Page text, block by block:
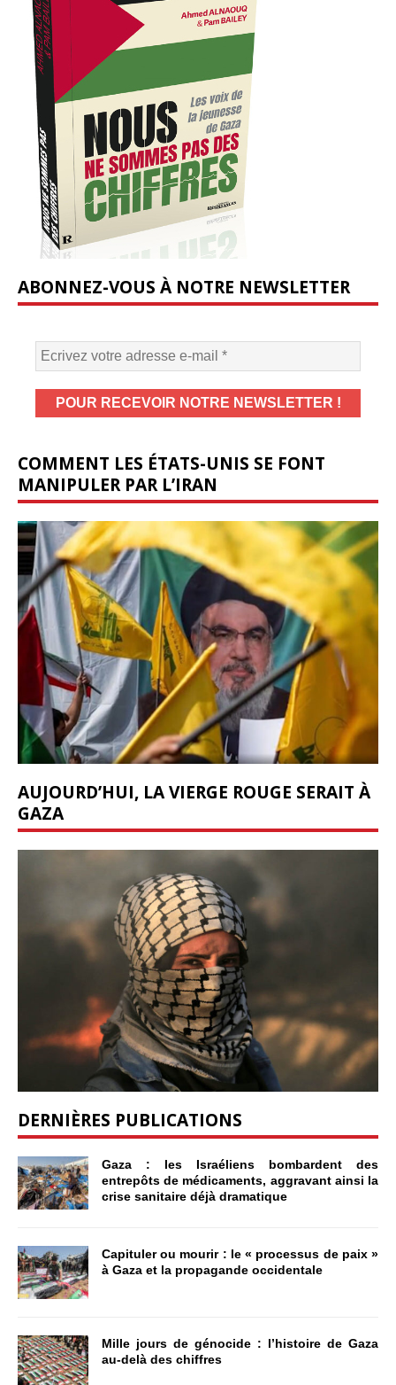
ABONNEZ-VOUS À NOTRE NEWSLETTER
COMMENT LES ÉTATS-UNIS SE FONT
MANIPULER PAR L’IRAN
AUJOURD’HUI, LA VIERGE ROUGE SERAIT À
GAZA
DERNIÈRES PUBLICATIONS
Gaza : les Israéliens bombardent des
entrepôts de médicaments, aggravant ainsi la
crise sanitaire déjà dramatique
Capituler ou mourir : le « processus de paix »
à Gaza et la propagande occidentale
Mille jours de génocide : l’histoire de Gaza
au-delà des chiffres